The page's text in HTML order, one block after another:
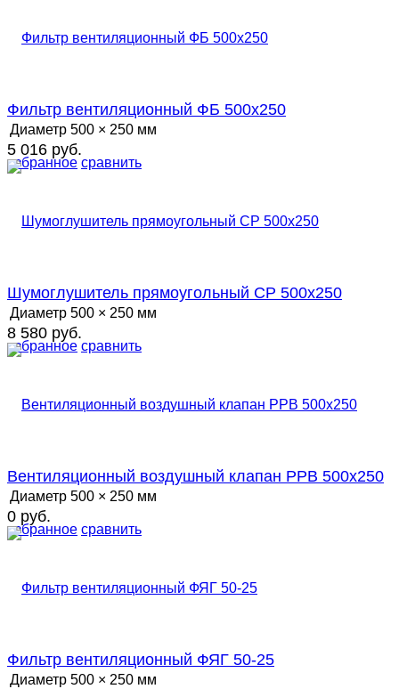
избранное сравнить
Фильтр вентиляционный ФБ 500х250
Диаметр 500 × 250 мм
5 016 руб.
избранное сравнить
Шумоглушитель прямоугольный СР 500х250
Диаметр 500 × 250 мм
8 580 руб.
избранное сравнить
Вентиляционный воздушный клапан РРВ 500х250
Диаметр 500 × 250 мм
0 руб.
Фильтр вентиляционный ФЯГ 50-25
Диаметр 500 × 250 мм